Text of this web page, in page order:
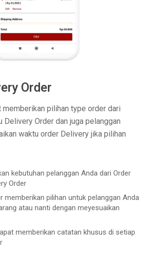
Order
pilihan type order dari
Delivery Order dan juga pelanggan
waktu order Delivery jika pilihan
kebutuhan pelanggan Anda dari Order
Order
memberikan pilihan untuk pelanggan Anda
atau nanti dengan meyesuaikan
memberikan catatan khusus di setiap